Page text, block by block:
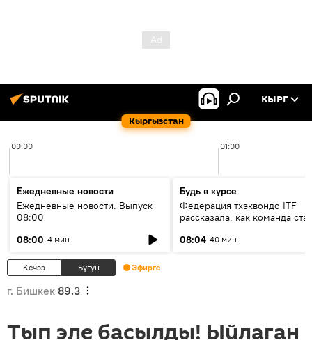
Кыргызстан
КЫРГ
00:00 01:00
Ежедневные новости
Ежедневные новости. Выпуск
08:00
08:00 4 мин
Будь в курсе
Федерация тхэквондо ITF
рассказала, как команда
08:04 40 мин
Кечээ Бүгүн Эфирге
г. Бишкек 89.3
Тып эле басылды! Ыйлаган